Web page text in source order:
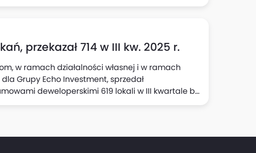
deweloperskie.
przekazał 714 w III kw. 2025 r.
w ramach działalności własnej i w ramach
Grupy Echo Investment, sprzedał
deweloperskimi 619 lokali w III kwartale br.
Grupy Echo realizowana przez Grupę
w porównaniu do 341 lokali przekazanych w